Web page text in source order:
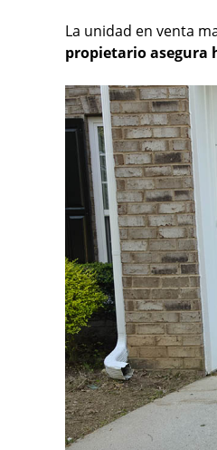
La unidad en venta
propietario asegura